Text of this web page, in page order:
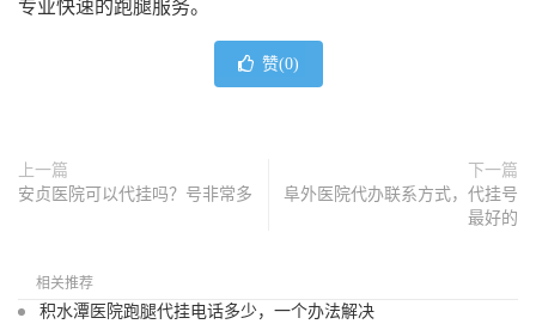
专业快速的跑腿服务。
赞(0)
上一篇
安贞医院可以代挂吗？号非常多
下一篇
阜外医院代办联系方式，代挂号
最好的
相关推荐
积水潭医院跑腿代挂电话多少，一个办法解决